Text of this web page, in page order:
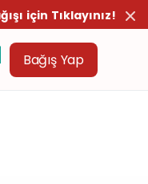
için Tıklayınız!
Bağış Yap